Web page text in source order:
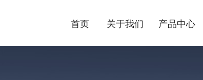
首页 关于我们 产品中心